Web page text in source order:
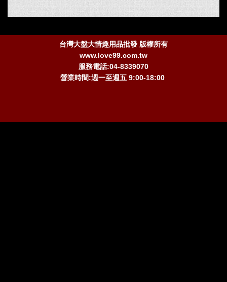
台灣大盤大情趣用品批發 版權所有
www.love99.com.tw
服務電話:04-8339070
營業時間:週一至週五 9:00-18:00